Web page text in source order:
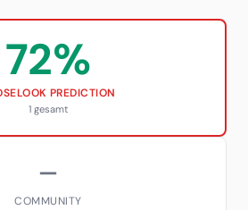
72%
PREDICTION
1 gesamt
—
COMMUNITY